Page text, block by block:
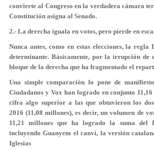
convierte al Congreso en la verdadera cámara
Constitución asigna al Senado.
2.- La derecha iguala en votos, pero pierde en
Nunca antes, como en estas elecciones, la regla
determinante. Básicamente, por la irrupción de
bloque de la derecha que ha fragmentado el
Una simple comparación lo pone de
Ciudadanos y Vox han logrado en conjunto
cifra algo superior a las que obtuvieron los
2016 (11,08 millones), es decir, un volumen de
11,21 millones que ha logrado la suma del
incluyendo Guanyem el canvi, la versión
Iglesias